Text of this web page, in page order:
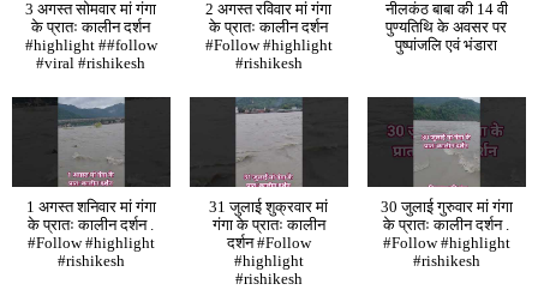
3 अगस्त सोमवार मां गंगा
के प्रातः कालीन दर्शन
#highlight ##follow
#viral #rishikesh
2 अगस्त रविवार मां गंगा
के प्रातः कालीन दर्शन
#Follow #highlight
#rishikesh
नीलकंठ बाबा की 14 वी
पुण्यतिथि के अवसर पर
पुष्पांजलि एवं भंडारा
1 अगस्त शनिवार मां गंगा
के प्रातः कालीन दर्शन .
#Follow #highlight
#rishikesh
31 जुलाई शुक्रवार मां
गंगा के प्रातः कालीन
दर्शन #Follow
#highlight
#rishikesh
30 जुलाई गुरुवार मां गंगा
के प्रातः कालीन दर्शन .
#Follow #highlight
#rishikesh